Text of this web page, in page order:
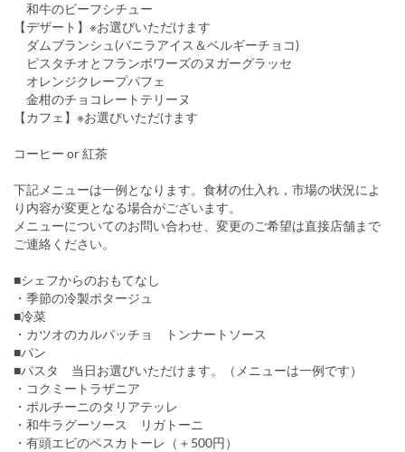
和牛のビーフシチュー
【デザート】※お選びいただけます
ダムブランシュ(バニラアイス＆ベルギーチョコ)
ピスタチオとフランボワーズのヌガーグラッセ
オレンジクレープパフェ
金柑のチョコレートテリーヌ
【カフェ】※お選びいただけます
コーヒー or 紅茶
下記メニューは一例となります。食材の仕入れ，市場の状況によ
り内容が変更となる場合がございます。
メニューについてのお問い合わせ、変更のご希望は直接店舗まで
ご連絡ください。
■シェフからのおもてなし
・季節の冷製ポタージュ
■冷菜
・カツオのカルパッチョ トンナートソース
■パン
■パスタ 当日お選びいただけます。（メニューは一例です）
・コクミートラザニア
・ポルチーニのタリアテッレ
・和牛ラグーソース リガトーニ
・有頭エビのペスカトーレ（＋500円）